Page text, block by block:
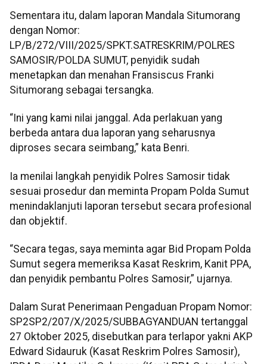
Sementara itu, dalam laporan Mandala Situmorang
dengan Nomor:
LP/B/272/VIII/2025/SPKT.SATRESKRIM/POLRES
SAMOSIR/POLDA SUMUT, penyidik sudah
menetapkan dan menahan Fransiscus Franki
Situmorang sebagai tersangka.
“Ini yang kami nilai janggal. Ada perlakuan yang
berbeda antara dua laporan yang seharusnya
diproses secara seimbang,” kata Benri.
Ia menilai langkah penyidik Polres Samosir tidak
sesuai prosedur dan meminta Propam Polda Sumut
menindaklanjuti laporan tersebut secara profesional
dan objektif.
“Secara tegas, saya meminta agar Bid Propam Polda
Sumut segera memeriksa Kasat Reskrim, Kanit PPA,
dan penyidik pembantu Polres Samosir,” ujarnya.
Dalam Surat Penerimaan Pengaduan Propam Nomor:
SP2SP2/207/X/2025/SUBBAGYANDUAN tertanggal
27 Oktober 2025, disebutkan para terlapor yakni AKP
Edward Sidauruk (Kasat Reskrim Polres Samosir),